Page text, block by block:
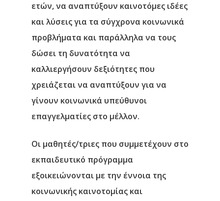
ετών, να αναπτύξουν καινοτόμες ιδέες
και λύσεις για τα σύγχρονα κοινωνικά
προβλήματα και παράλληλα να τους
δώσει τη δυνατότητα να
καλλιεργήσουν δεξιότητες που
χρειάζεται να αναπτύξουν για να
γίνουν κοινωνικά υπεύθυνοι
επαγγελματίες στο μέλλον.
Οι μαθητές/τριες που συμμετέχουν στο
εκπαιδευτικό πρόγραμμα
εξοικειώνονται με την έννοια της
κοινωνικής καινοτομίας και